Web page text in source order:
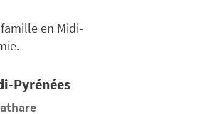
en Midi-
Pyrénées